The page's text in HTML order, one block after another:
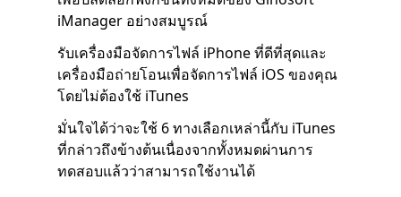
iManager อย่างสมบูรณ์
รับเครื่องมือจัดการไฟล์ iPhone ที่ดีที่สุดและ
เครื่องมือถ่ายโอนเพื่อจัดการไฟล์ iOS ของคุณ
โดยไม่ต้องใช้ iTunes
มั่นใจได้ว่าจะใช้ 6 ทางเลือกเหล่านี้กับ iTunes
ที่กล่าวถึงข้างต้นเนื่องจากทั้งหมดผ่านการ
ทดสอบแล้วว่าสามารถใช้งานได้